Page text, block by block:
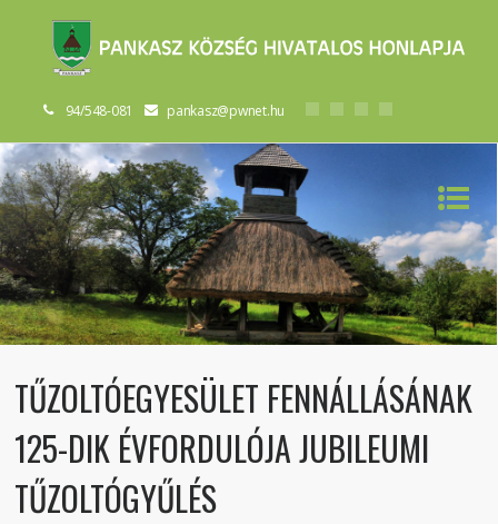
94/548-081 pankasz@pwnet.hu
TŰZOLTÓEGYESÜLET FENNÁLLÁSÁNAK
125-DIK ÉVFORDULÓJA JUBILEUMI
TŰZOLTÓGYŰLÉS